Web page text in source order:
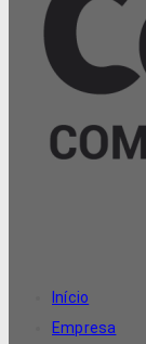
Início
Empresa